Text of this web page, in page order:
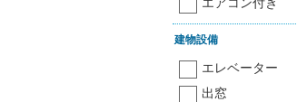
エアコン付き
建物設備
エレベーター
出窓